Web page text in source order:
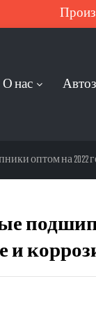
О нас
оптом на 2022
и